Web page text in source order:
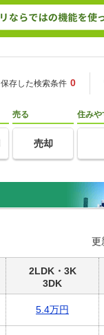
保存した検索条件 0
売る
売却
住みや
更
2LDK・3K
3DK
5.4万円